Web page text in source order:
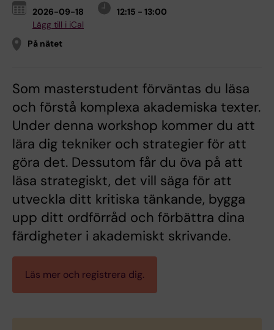
2026-09-18
12:15 - 13:00
Lägg till i iCal
På nätet
Som masterstudent förväntas du läsa
och förstå komplexa akademiska texter.
Under denna workshop kommer du att
lära dig tekniker och strategier för att
göra det. Dessutom får du öva på att
läsa strategiskt, det vill säga för att
utveckla ditt kritiska tänkande, bygga
upp ditt ordförråd och förbättra dina
färdigheter i akademiskt skrivande.
Läs mer och registrera dig.